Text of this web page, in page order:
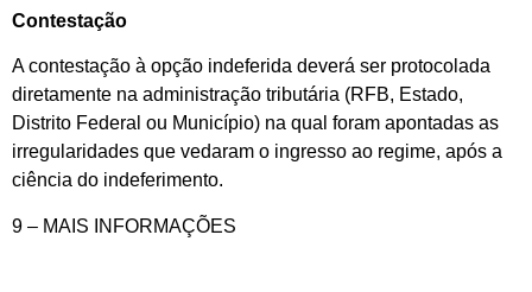
Contestação
A contestação à opção indeferida deverá ser protocolada
diretamente na administração tributária (RFB, Estado,
Distrito Federal ou Município) na qual foram apontadas as
irregularidades que vedaram o ingresso ao regime, após a
ciência do indeferimento.
9 – MAIS INFORMAÇÕES